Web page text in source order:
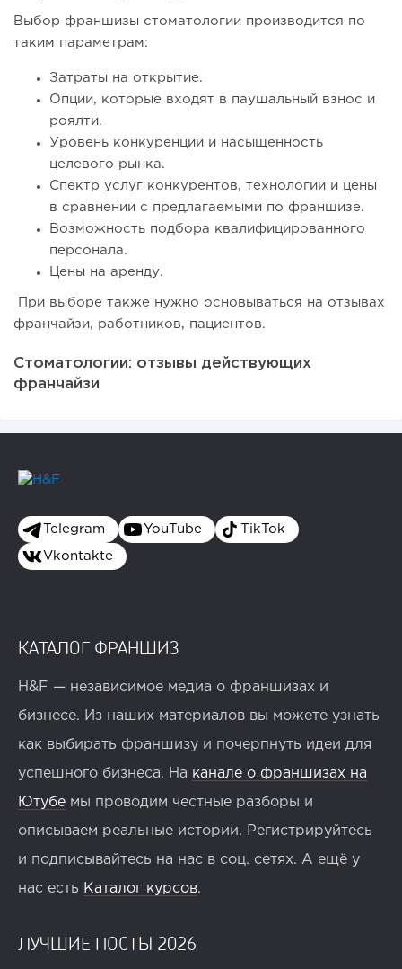
Выбор франшизы стоматологии производится по
таким параметрам:
Затраты на открытие.
Опции, которые входят в паушальный взнос и
роялти.
Уровень конкуренции и насыщенность
целевого рынка.
Спектр услуг конкурентов, технологии и цены
в сравнении с предлагаемыми по франшизе.
Возможность подбора квалифицированного
персонала.
Цены на аренду.
При выборе также нужно основываться на отзывах
франчайзи, работников, пациентов.
Стоматологии: отзывы действующих
франчайзи
Telegram YouTube TikTok
Vkontakte
КАТАЛОГ ФРАНШИЗ
H&F — независимое медиа о франшизах и
бизнесе. Из наших материалов вы можете узнать
как выбирать франшизу и почерпнуть идеи для
успешного бизнеса. На канале о франшизах на
Ютубе мы проводим честные разборы и
описываем реальные истории. Регистрируйтесь
и подписывайтесь на нас в соц. сетях. А ещё у
нас есть Каталог курсов.
ЛУЧШИЕ ПОСТЫ 2026